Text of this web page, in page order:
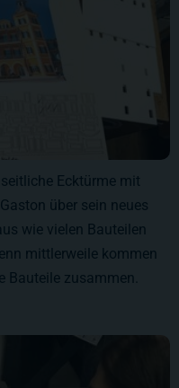
Ecktürme mit
über sein neues
wie vielen Bauteilen
mittlerweile kommen
Bauteile zusammen.